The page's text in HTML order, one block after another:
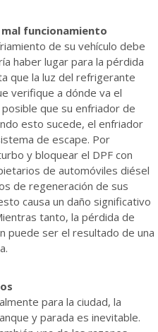
mal funcionamiento
de su vehículo debe
haber lugar para la pérdida
que la luz del refrigerante
verifique a dónde va el
posible que su enfriador de
esto sucede, el enfriador
de escape. Por
y bloquear el DPF con
de automóviles diésel
de regeneración de sus
causa un daño significativo
tanto, la pérdida de
puede ser el resultado de una
para la ciudad, la
y parada es inevitable.